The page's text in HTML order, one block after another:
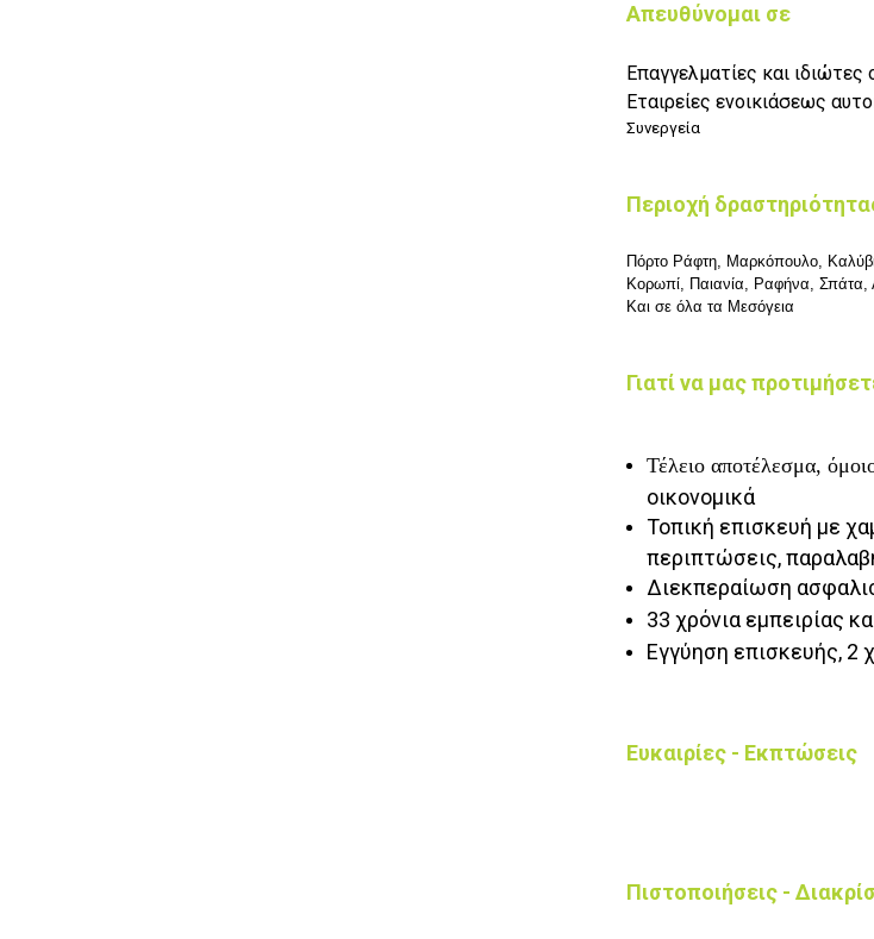
Απευθύνομαι σε
Επαγγελματίες και ιδιώτες
Εταιρείες ενοικιάσεως
Συνεργεία
Περιοχή
Πόρτο Ράφτη, Μαρκόπουλο,
Κορωπί, Παιανία, Ραφήνα, Σπάτα,
Και σε όλα τα Μεσόγεια
Γιατί να μας
Τέλειο αποτέλεσμα,
οικονομικά
Τοπική επισκευή με
περιπτώσεις,
Διεκπεραίωση
33 χρόνια εμπειρίας
Εγγύηση επισκευής, 2
Ευκαιρίες - Εκπτώσεις
Πιστοποιήσεις -